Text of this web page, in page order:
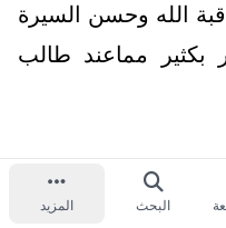
الله وحسن السيرة
بكثير مماعند طالب
البحث المزيد